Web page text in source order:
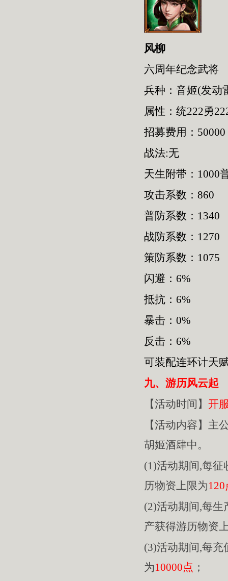
风柳
六周年纪念武将
兵种：音姬(发动
属性：统222勇
招募费用：50000
战法:无
天生附带：1000
攻击系数：860
普防系数：1340
战防系数：1270
策防系数：1075
闪避：6%
抵抗：6%
暴击：0%
反击：6%
可装配连环计天
九、游历风云起
【活动时间】 开
【活动内容】主
胡姬酒肆中。
(1)活动期间,每征
历物资上限为120
(2)活动期间,每生
产获得游历物资
(3)活动期间,每充
为10000点 ；